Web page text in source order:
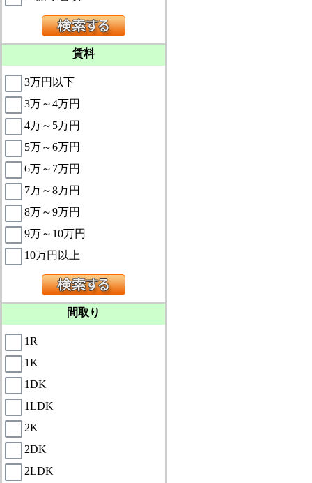
賃料
3万円以下
3万～4万円
4万～5万円
5万～6万円
6万～7万円
7万～8万円
8万～9万円
9万～10万円
10万円以上
間取り
1R
1K
1DK
1LDK
2K
2DK
2LDK